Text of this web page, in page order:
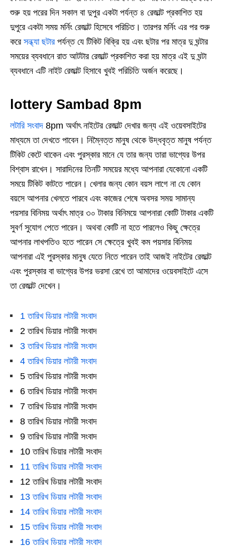
শুরু হয় পরের দিন সকাল বা দুপুর একটা পর্যন্ত ৪ রেজাল্ট প্রকাশিত হয়
দুপুরে একটা সময় মর্নিং রেজাল্ট হিসেবে পরিচিত। তারপর মর্নিং এর পর শুরু
করে সন্ধ্যা ছটার পর্যন্ত যে টিকিট বিক্রি হয় এবং ছটার পর মাত্র দু ঘন্টার
সময়ের ব্যবধানে রাত আটটার রেজাল্ট প্রকাশিত করা হয় মাত্র এই দু ঘন্টা
ব্যবধানে এটি নাইট রেজাল্ট হিসাবে খুবই পরিচিতি অর্জন করেছে।
lottery Sambad 8pm
লটারি সংবাদ 8pm অর্থাৎ নাইটের রেজাল্ট দেখার জন্য এই ওয়েবসাইটের
মাধ্যমে তা দেখতে পাবেন। নিম্নৈত্ত মানুষ থেকে উদ্ধবৃত্ত মানুষ পর্যন্ত
টিকিট কেটে থাকেন এবং পুরস্কার মানে যে তার জন্য তারা ভাগ্যের উপর
বিশ্বাস রাখেন। সারাদিনের তিনটি সময়ের মধ্যে আপনারা যেকোনো একটি
সময়ে টিকিট কাটতে পারেন। খেলার জন্য কোন বয়স লাগে না যে কোন
বয়সে আপনার খেলতে পারবে এবং কাজের শেষে অবসর সময় সামান্য
পয়সার বিনিময় অর্থাৎ মাত্র ৩০ টাকার বিনিময়ে আপনারা কোটি টাকার একটি
সুবর্ণ সুযোগ পেতে পারেন। অথবা কোটি না হতে পারলেও কিছু ক্ষেত্রে
আপনার লাখপতিও হতে পারেন সে ক্ষেত্রে খুবই কম পয়সার বিনিময়
আপনারা এই পুরস্কার মানুষ যেতে নিতে পারেন তাই আজই নাইটের রেজাল্ট
এবং পুরস্কার বা ভাগ্যের উপর ভরসা রেখে তা আমাদের ওয়েবসাইটে এসে
তা রেজাল্ট দেখেন।
1 তারিখ ডিয়ার লটারী সংবাদ
2 তারিখ ডিয়ার লটারী সংবাদ
3 তারিখ ডিয়ার লটারী সংবাদ
4 তারিখ ডিয়ার লটারী সংবাদ
5 তারিখ ডিয়ার লটারী সংবাদ
6 তারিখ ডিয়ার লটারী সংবাদ
7 তারিখ ডিয়ার লটারী সংবাদ
8 তারিখ ডিয়ার লটারী সংবাদ
9 তারিখ ডিয়ার লটারী সংবাদ
10 তারিখ ডিয়ার লটারী সংবাদ
11 তারিখ ডিয়ার লটারী সংবাদ
12 তারিখ ডিয়ার লটারী সংবাদ
13 তারিখ ডিয়ার লটারী সংবাদ
14 তারিখ ডিয়ার লটারী সংবাদ
15 তারিখ ডিয়ার লটারী সংবাদ
16 তারিখ ডিয়ার লটারী সংবাদ